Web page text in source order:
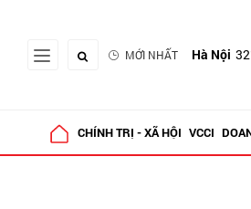
MỚI NHẤT Hà Nội
CHÍNH TRỊ - XÃ HỘI VCCI